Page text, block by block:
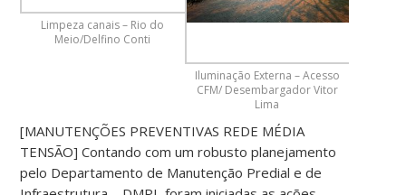
Limpeza canais – Rio do
Meio/Delfino Conti
Iluminação Externa – Acesso
CFM/ Desembargador Vitor
Lima
[MANUTENÇÕES PREVENTIVAS REDE MÉDIA
TENSÃO] Contando com um robusto planejamento
pelo Departamento de Manutenção Predial e de